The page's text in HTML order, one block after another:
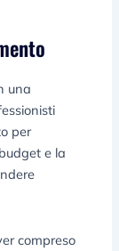
una
per
e la
compreso